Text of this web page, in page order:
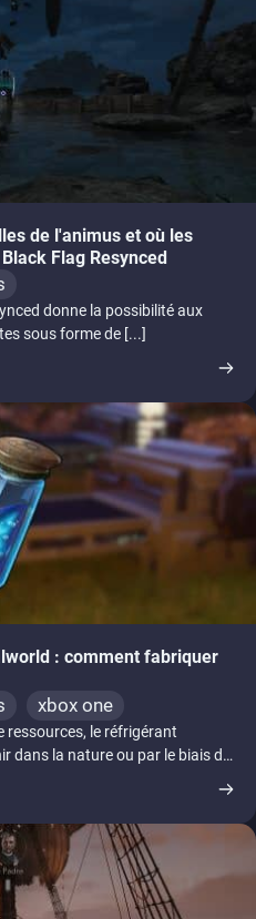
de l'animus et où les
Flag Resynced
donne la possibilité aux
sous forme de [...]
: comment fabriquer
xbox one
ressources, le réfrigérant
dans la nature ou par le biais de